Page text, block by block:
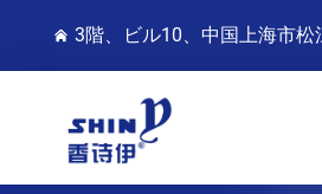
3階、ビル10、中国上海市